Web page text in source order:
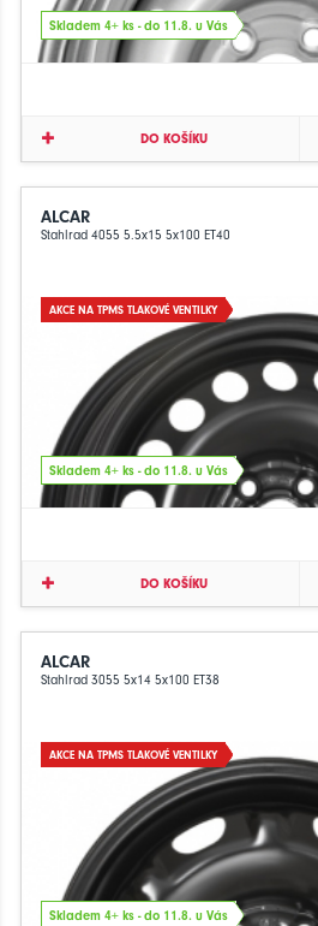
Skladem 4+ ks - do 11.8. u Vás
DO KOŠÍKU
ALCAR
Stahlrad 4055 5.5x15 5x100 ET40
AKCE NA TPMS TLAKOVÉ VENTILKY
Skladem 4+ ks - do 11.8. u Vás
DO KOŠÍKU
ALCAR
Stahlrad 3055 5x14 5x100 ET38
AKCE NA TPMS TLAKOVÉ VENTILKY
Skladem 4+ ks - do 11.8. u Vás